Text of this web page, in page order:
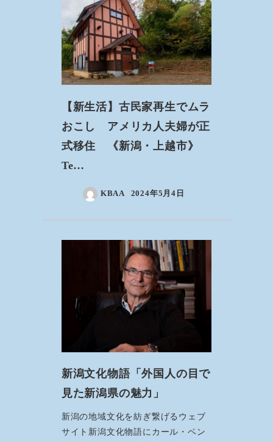
【新生活】古民家再生でムラ
おこし アメリカ人夫婦が正
式移住 《新潟・上越市》
Te…
KBAA 2024年5月4日
新潟文化物語「外国人の目で
見た新潟県の魅力」
新潟の地域文化を紡ぎ繋げるウェブ
サイト新潟文化物語にカール・ベン